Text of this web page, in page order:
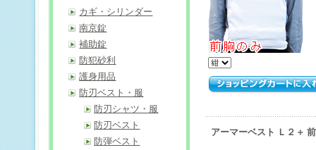
アーマーベスト Ｌ２＋
カギ・シリンダー
南京錠
補助錠
防犯砂利
護身用品
防刃ベスト・服
防刃シャツ・服
防刃ベスト
防弾ベスト